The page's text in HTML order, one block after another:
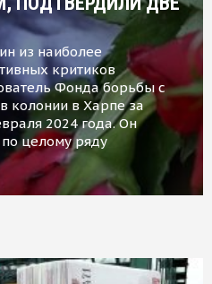
из наиболее
критиков
Фонда борьбы с
колонии в Харпе за
2024 года. Он
целому ряду